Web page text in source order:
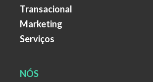
Transacional
Marketing
Serviços
NÓS